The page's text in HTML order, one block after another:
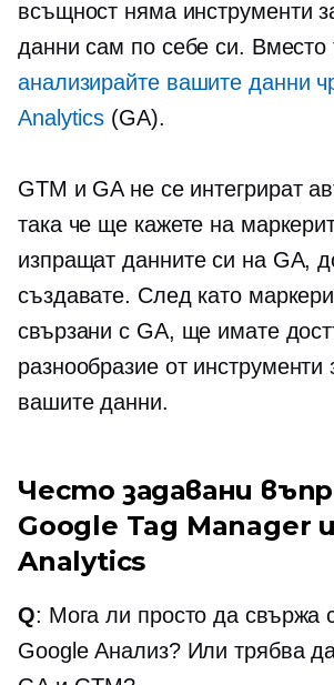
всъщност няма инструменти
данни сам по себе си.
анализирайте вашите данни
Analytics (GA).
GTM и GA не се интегрират
така че ще кажете на
изпращат данните си на GA,
създавате. След като
свързани с GA, ще имате
разнообразие от инструменти
вашите данни.
Често задавани
Google Tag Manager
Analytics
Q: Мога ли просто да свържа
Google Анализ? Или трябва